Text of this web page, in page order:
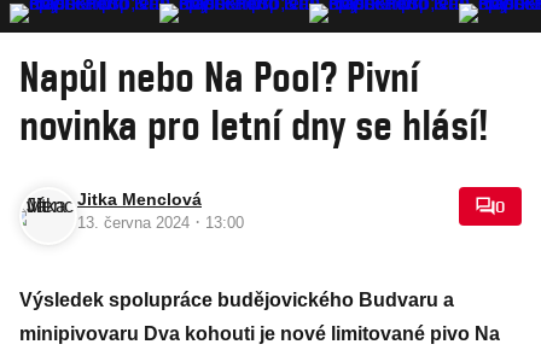
Napůl nebo Na Pool? Pivní
novinka pro letní dny se hlásí!
Jitka Menclová
13. června 2024 · 13:00
0
Výsledek spolupráce budějovického Budvaru a
minipivovaru Dva kohouti je nové limitované pivo Na